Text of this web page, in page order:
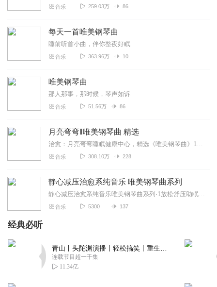
音乐 259.03万 86
每天一首唯美钢琴曲
睡前听首小曲，伴你整夜好眠
音乐 363.96万 10
唯美钢琴曲
那人那事，那时候，琴声如诉
音乐 51.56万 86
月亮弯弯‖唯美钢琴曲 精选
治愈：月亮弯弯睡眠健康中心，精选《唯美钢琴曲》100首。希望帮助大家每天在温柔、舒缓、放松、优美的旋律中安然入睡。钢琴犹如我们每天的生活，是一首永远弹不完的...
音乐 308.10万 228
静心减压治愈系纯音乐 唯美钢琴曲系列
静心减压治愈系纯音乐唯美钢琴曲系列·1放松舒压助眠疗愈轻音乐睡眠音乐
音乐 5300 137
经典必听
连载节目超一千集
11.34亿